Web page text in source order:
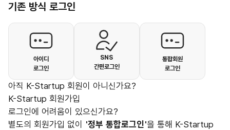
기존 방식 로그인
아이디
로그인
SNS
간편로그인
통합회원
로그인
아직 K-Startup 회원이 아니신가요?
K-Startup 회원가입
로그인에 어려움이 있으신가요?
별도의 회원가입 없이 '정부 통합로그인'을 통해 K-Startup